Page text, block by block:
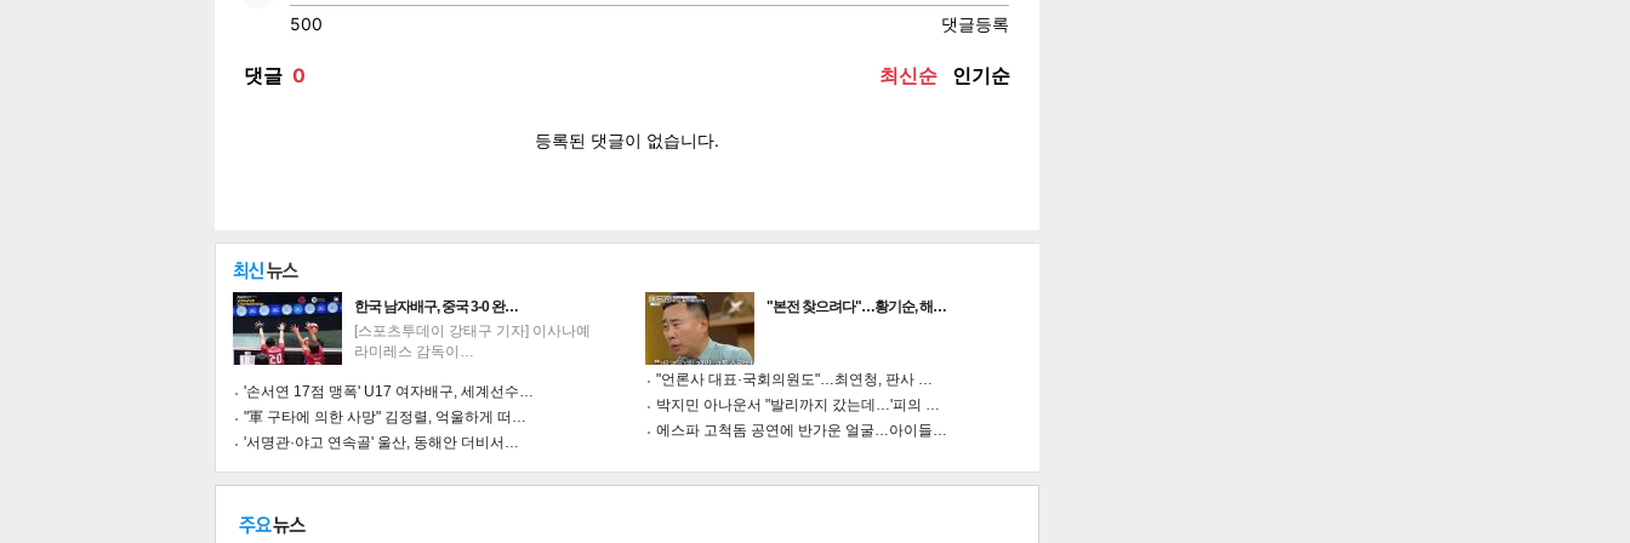
기
트위 카카 인쇄 목록
한국 남자배구, 중국 3-0 완…
[스포츠투데이 강태구 기자] 이사나예
라미레스 감독이…
'손서연 17점 맹폭' U17 여자배구, 세계선수…
"軍 구타에 의한 사망" 김정렬, 억울하게 떠…
'서명관·야고 연속골' 울산, 동해안 더비서…
"본전 찾으려다"…황기순, 해…
"언론사 대표·국회의원도"…최연청, 판사 …
박지민 아나운서 "발리까지 갔는데…'피의 …
에스파 고척돔 공연에 반가운 얼굴…아이들…